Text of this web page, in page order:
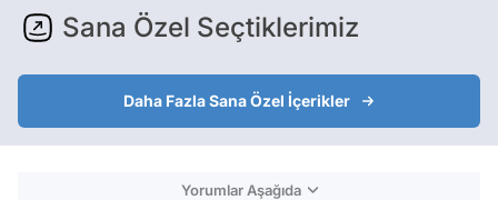
Sana Özel Seçtiklerimiz
Daha Fazla Sana Özel İçerikler
Yorumlar Aşağıda